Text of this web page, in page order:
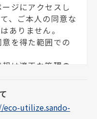
ジにアクセスし
、ご本人の同意な
ありません。
を得た範囲での
は適正な管理の
eco-utilize.sando-